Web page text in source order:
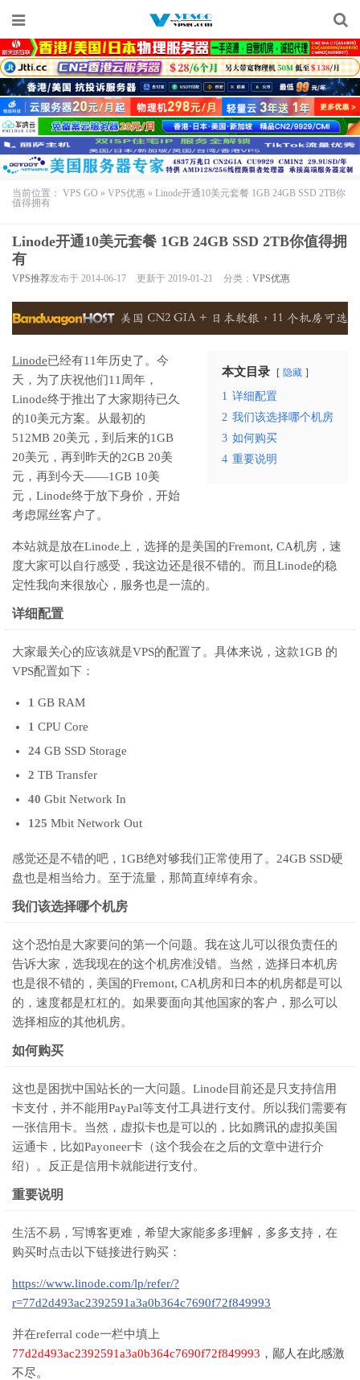
当前位置： VPS GO » VPS优惠 » Linode开通10美元套餐 1GB 24GB SSD 2TB你
值得拥有
Linode开通10美元套餐 1GB 24GB SSD 2TB你值得拥
有
VPS推荐发布于 2014-06-17 更新于 2019-01-21 分类： VPS优惠
本文目录 隐藏
1 详细配置
2 我们该选择哪个机房
3 如何购买
4 重要说明
Linode已经有11年历史了。今
天，为了庆祝他们11周年，
Linode终于推出了大家期待已久
的10美元方案。从最初的
512MB 20美元，到后来的1GB
20美元，再到昨天的2GB 20美
元，再到今天——1GB 10美
元，Linode终于放下身价，开始
考虑屌丝客户了。
本站就是放在Linode上，选择的是美国的Fremont, CA机房，速
度大家可以自行感受，我这边还是很不错的。而且Linode的稳
定性我向来很放心，服务也是一流的。
详细配置
大家最关心的应该就是VPS的配置了。具体来说，这款1GB 的
VPS配置如下：
1 GB RAM
1 CPU Core
24 GB SSD Storage
2 TB Transfer
40 Gbit Network In
125 Mbit Network Out
感觉还是不错的吧，1GB绝对够我们正常使用了。24GB SSD硬
盘也是相当给力。至于流量，那简直绰绰有余。
我们该选择哪个机房
这个恐怕是大家要问的第一个问题。我在这儿可以很负责任的
告诉大家，选我现在的这个机房准没错。当然，选择日本机房
也是很不错的，美国的Fremont, CA机房和日本的机房都是可以
的，速度都是杠杠的。如果要面向其他国家的客户，那么可以
选择相应的其他机房。
如何购买
这也是困扰中国站长的一大问题。Linode目前还是只支持信用
卡支付，并不能用PayPal等支付工具进行支付。所以我们需要有
一张信用卡。当然，虚拟卡也是可以的，比如腾讯的虚拟美国
运通卡，比如Payoneer卡（这个我会在之后的文章中进行介
绍）。反正是信用卡就能进行支付。
重要说明
生活不易，写博客更难，希望大家能多多理解，多多支持，在
购买时点击以下链接进行购买：
https://www.linode.com/lp/refer/?
r=77d2d493ac2392591a3a0b364c7690f72f849993
并在referral code一栏中填上
77d2d493ac2392591a3a0b364c7690f72f849993 ，鄙人在此感激
不尽。